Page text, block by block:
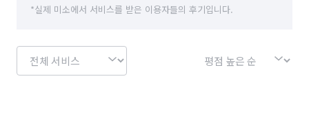
*실제 미소에서 서비스를 받은 이용자들의 후기입니다.